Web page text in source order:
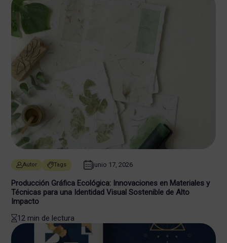
Autor Tags junio 17, 2026
Producción Gráfica Ecológica: Innovaciones en Materiales y
Técnicas para una Identidad Visual Sostenible de Alto
Impacto
12 min de lectura